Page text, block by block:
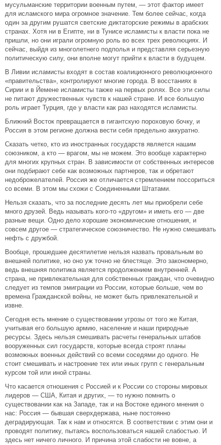
мусульманские территории военным путем, — этот фактор имеет
для исламского мира огромное значение. Тем более сейчас, когда
один за другим рушатся светские диктаторские режимы в арабских
странах. Хотя ни в Египте, ни в Тунисе исламисты к власти пока не
пришли, но они играли огромную роль во всех трех революциях. И
сейчас, выйдя из многолетнего подполья и представляя серьезную
политическую силу, они вполне могут прийти к власти в будущем.
В Ливии исламисты входят в состав коалиционного революционного
«правительства», контролируют многие города. В восстаниях в
Сирии и в Йемене исламисты также на первых ролях. Все эти силы
не питают дружественных чувств к нашей стране. И все большую
роль играет Турция, где у власти как раз находятся исламисты.
Ближний Восток превращается в гигантскую пороховую бочку, и
Россия в этом регионе должна вести себя предельно аккуратно.
Сказать четко, кто из иностранных государств является нашим
союзником, а кто — врагом, мы не можем. Это вообще характерно
для многих крупных стран. В зависимости от собственных интересов
они подбирают себе как возможных партнеров, так и обретают
недоброжелателей. Россия же отличается стремлением поссориться
со всеми. В этом мы схожи с Соединенными Штатами.
Нельзя сказать, что за последние десять лет мы приобрели себе
много друзей. Ведь называть кого-то «другом» и иметь его — две
разные вещи. Одно дело хорошие экономические отношения, и
совсем другое — стратегическое союзничество. Не нужно смешивать
нефть с дружбой.
Вообще, прошедшее десятилетие нельзя назвать провальным во
внешней политике, но оно уж точно не блестяще. Это закономерно,
ведь внешняя политика является продолжением внутренней. А
страна, не привлекательная для собственных граждан, что очевидно
следует из темпов эмиграции из России, которые больше, чем во
времена Гражданской войны, не может быть привлекательной и
извне.
Сегодня есть мнение о существовании угрозы от того же Китая,
учитывая его большую армию, население и наши природные
ресурсы. Здесь нельзя смешивать расчеты генеральных штабов
вооруженных сил государств, которые всегда строят планы
возможных военных действий со всеми соседями до одного. Не
стоит смешивать и настроение тех или иных групп с генеральным
курсом той или иной страны.
Что касается отношения с Россией и к России со стороны мировых
лидеров — США, Китая и других, — то нужно помнить о
существовании как на Западе, так и на Востоке единого мнения о
нас: Россия — бывшая сверхдержава, ныне постоянно
деградирующая. Так к нам и относятся. В соответствии с этим они и
проводят политику, пытаясь воспользоваться нашей слабостью. И
здесь нет ничего личного. И причина этой слабости не вовне, а